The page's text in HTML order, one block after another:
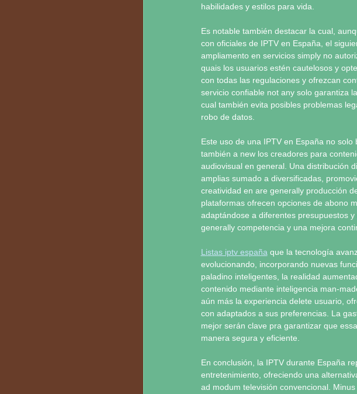
habilidades y estilos para vida.
Es notable también destacar la cual,
con oficiales de IPTV en España, el
ampliamento en servicios simply no
quais los usuarios estén cautelosos y
con todas las regulaciones y ofrezcan
servicio confiable not any solo garantiza
cual también evita posibles problemas
robo de datos.
Este uso de una IPTV en España no
también a new los creadores para
audiovisual en general. Una distribución
amplias sumado a diversificadas,
creatividad en are generally producción
plataformas ofrecen opciones de abono
adaptándose a diferentes presupuestos
generally competencia y una mejora
Listas iptv españaque la tecnología
evolucionando, incorporando nuevas
paladino inteligentes, la realidad
contenido mediante inteligencia man-
aún más la experiencia delete usuario,
con adaptados a sus preferencias. La
mejor serán clave pra garantizar que
manera segura y eficiente.
En conclusión, la IPTV durante España
entretenimiento, ofreciendo una
ad modum televisión convencional.